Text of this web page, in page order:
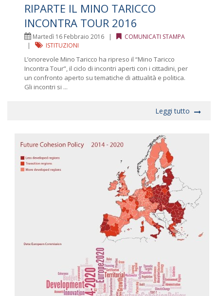
RIPARTE IL MINO TARICCO
INCONTRA TOUR 2016
Martedì 16 Febbraio 2016 |
COMUNICATI STAMPA
|
ISTITUZIONI
L’onorevole Mino Taricco ha ripreso il “Mino Taricco
Incontra Tour”, il ciclo di incontri aperti con i cittadini, per
un confronto aperto su tematiche di attualità e politica.
Gli incontri si ...
Leggi tutto